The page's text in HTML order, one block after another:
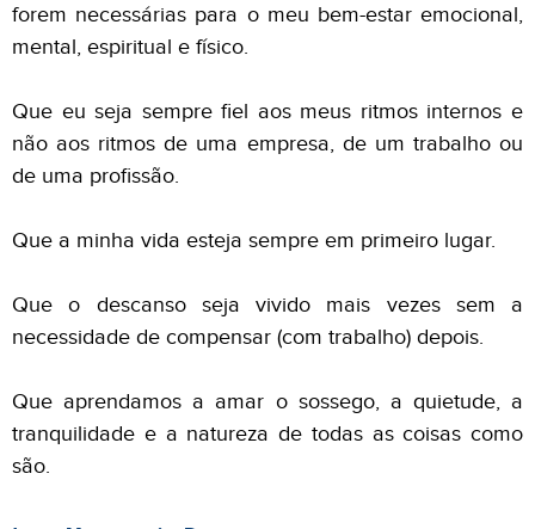
forem necessárias para o meu bem-estar emocional,
mental, espiritual e físico.
Que eu seja sempre fiel aos meus ritmos internos e
não aos ritmos de uma empresa, de um trabalho ou
de uma profissão.
Que a minha vida esteja sempre em primeiro lugar.
Que o descanso seja vivido mais vezes sem a
necessidade de compensar (com trabalho) depois.
Que aprendamos a amar o sossego, a quietude, a
tranquilidade e a natureza de todas as coisas como
são.